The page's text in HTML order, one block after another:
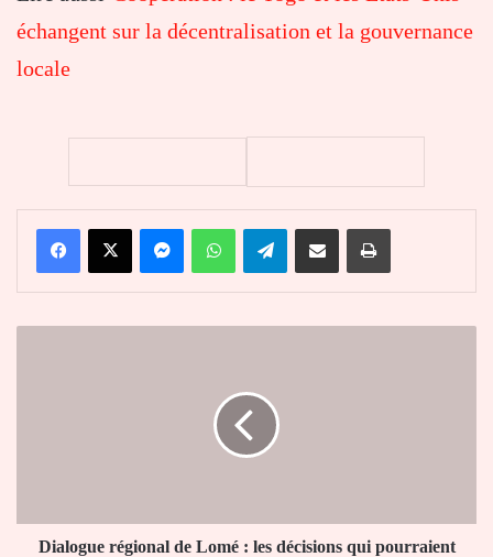
échangent sur la décentralisation et la gouvernance
locale
FacebookX MessengerWhatsAppTelegramPartager par email Imprimer
pourraient
changer
Dialogue régional de Lomé : les décisions qui pourraient